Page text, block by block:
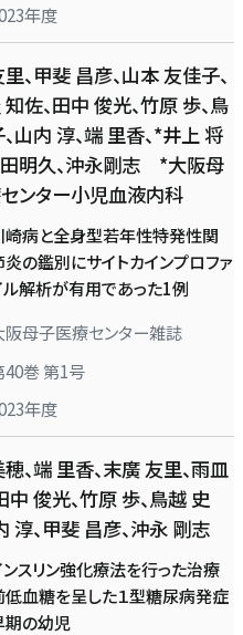
年度
、甲斐 昌彦、山本 友佳子、
佐、田中 俊光、竹原 歩、鳥
山内 淳、端 里香、*井上 将
田明久、沖永剛志 *大阪母
ンター小児血液内科
崎病と全身型若年性特発性関
炎の鑑別にサイトカインプロファ
ル解析が有用であった1例
阪母子医療センター雑誌
40巻 第1号
年度
、端 里香、末廣 友里、雨皿
中 俊光、竹原 歩、鳥越 史
淳、甲斐 昌彦、沖永 剛志
ンスリン強化療法を行った治療
低血糖を呈した１型糖尿病発症
期の幼児